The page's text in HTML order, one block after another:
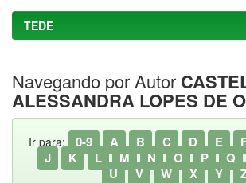
TEDE
Navegando por Autor
ALESSANDRA LOPES DE
Ir para: 0-9 A B C D E
J
K L M N O P Q
U
V W X Y